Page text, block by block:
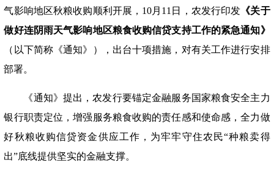
气影响地区秋粮收购顺利开展， 10月11日，农发行印发 《关于
做好连阴雨天气影响地区粮食收购信贷支持工作的紧急通知》
（以下简称《通知》），出台十项措施，对有关工作进行安排
部署。
《通知》提出，农发行要锚定金融服务国家粮食安全主力
银行职责定位，增强服务粮食收购的责任感和使命感，全力做
好秋粮收购信贷资金供应工作，为牢牢守住农民“种粮卖得
出”底线提供坚实的金融支撑。